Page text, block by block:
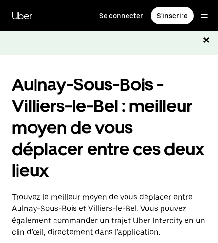
contenu
principal
Uber Se connecter S'inscrire
Aulnay-Sous-Bois -
Villiers-le-Bel : meilleur
moyen de vous
déplacer entre ces deux
lieux
Trouvez le meilleur moyen de vous déplacer entre
Aulnay-Sous-Bois et Villiers-le-Bel. Vous pouvez
également commander un trajet Uber Intercity en un
clin d'œil, directement dans l'application.